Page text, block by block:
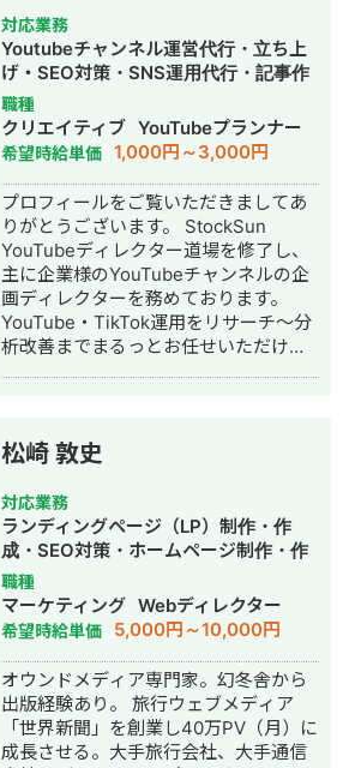
Solution REALIZE）」をミッションに
掲げ、岐阜県を拠点に全国の中小企
業・スタートアップを対象としたSNS
プロモーション・デジタルPR戦略支援
事業を展開。 Instagram・X・
TikTok・YouTube・LINEの全SNSプラ
ットフォームに対応した一気通貫の伴
走型PR支援を提供し、累計支援実績
300社以上。Lステップ正規代理店・iス
テップ正規代理店として、LINE・
Instagramの自動化支援にも対応。 代
理店ビジネスでは1年間で174社の加盟
獲得・売上9,500万円を達成するなど、
地方発のデジタルマーケティング会社
として実績を積み上げています。
対応業務
Youtubeチャンネル運営代行・立ち上
げ・SEO対策・SNS運用代行・記事作
成代行・ライティング・動画制作・動
画編集・AI活用
職種
クリエイティブ YouTubeプランナー
希望時給単価 1,000円～3,000円
プロフィールをご覧いただきましてあ
りがとうございます。 StockSun
YouTubeディレクター道場を修了し、
主に企業様のYouTubeチャンネルの企
画ディレクターを務めております。
YouTube・TikTok運用をリサーチ～分
析改善までまるっとお任せいただけま
に携わる ▷2024年 フリーランスとし
て独立 └YouTube戦略立案 └動画制作
└YouTubeコンサル └TikTok運用代行
▷YouTubeスクール講師業 └株式会社
EAVALが運営するYouTubeスクール講
師 └YouTubeの伸ばし方を教えるスク
ール 【主な実績】 ・YouTube運営経験
2年半 ・動画制作本数220本以上 ・外
注実績200件以上(クラウドソーシング
サイト、オンラインサロン等) ・リサー
チからチャンネル設計、企画立案、動
画制作、分析・改善まで 一通り経験
しております クラウドワークスの発注
者ページはこちら
松崎 敦史
対応業務
ランディングページ（LP）制作・作
成・SEO対策・ホームページ制作・作
成・リスティング広告運用代行・オウ
ンドメディア制作・構築・運用代行
職種
マーケティング Webディレクター
希望時給単価 5,000円～10,000円
オウンドメディア専門家。幻冬舎から
出版経験あり。 旅行ウェブメディア
「世界新聞」を創業し40万PV（月）に
成長させる。大手旅行会社、大手通信